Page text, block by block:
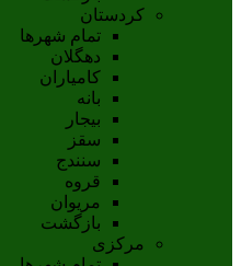
کردستان
تمام شهر‌ها
دهگلان
کامیاران
بانه
بيجار
سقز
سنندج
قروه
مريوان
بازگشت
مرکزی